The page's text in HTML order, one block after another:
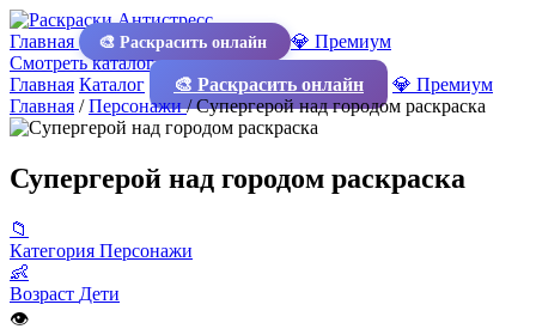
Главная 🎨 Раскрасить онлайн
💎 Премиум
Смотреть каталог
Главная Каталог 🎨 Раскрасить онлайн
💎 Премиум
Главная /Персонажи/Супергерой над городом раскраска
Супергерой над городом раскраска
📁
Категория Персонажи
👶
Возраст Дети
👁